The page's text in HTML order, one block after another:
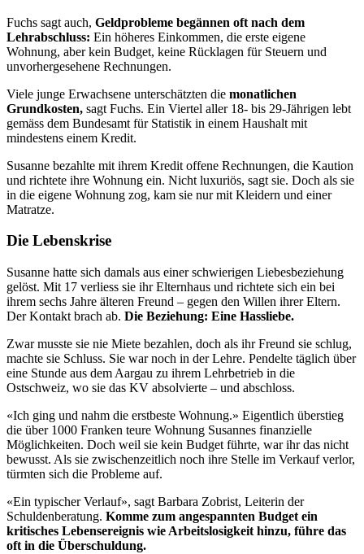
Fuchs sagt auch, Geldprobleme begännen oft nach dem
Lehrabschluss: Ein höheres Einkommen, die erste eigene
Wohnung, aber kein Budget, keine Rücklagen für Steuern und
unvorhergesehene Rechnungen.
Viele junge Erwachsene unterschätzten die monatlichen
Grundkosten, sagt Fuchs. Ein Viertel aller 18- bis 29-Jährigen lebt
gemäss dem Bundesamt für Statistik in einem Haushalt mit
mindestens einem Kredit.
Susanne bezahlte mit ihrem Kredit offene Rechnungen, die Kaution
und richtete ihre Wohnung ein. Nicht luxuriös, sagt sie. Doch als sie
in die eigene Wohnung zog, kam sie nur mit Kleidern und einer
Matratze.
Die Lebenskrise
Susanne hatte sich damals aus einer schwierigen Liebesbeziehung
gelöst. Mit 17 verliess sie ihr Elternhaus und richtete sich ein bei
ihrem sechs Jahre älteren Freund – gegen den Willen ihrer Eltern.
Der Kontakt brach ab. Die Beziehung: Eine Hassliebe.
Zwar musste sie nie Miete bezahlen, doch als ihr Freund sie schlug,
machte sie Schluss. Sie war noch in der Lehre. Pendelte täglich über
eine Stunde aus dem Aargau zu ihrem Lehrbetrieb in die
Ostschweiz, wo sie das KV absolvierte – und abschloss.
«Ich ging und nahm die erstbeste Wohnung.» Eigentlich überstieg
die über 1000 Franken teure Wohnung Susannes finanzielle
Möglichkeiten. Doch weil sie kein Budget führte, war ihr das nicht
bewusst. Als sie zwischenzeitlich noch ihre Stelle im Verkauf verlor,
türmten sich die Probleme auf.
«Ein typischer Verlauf», sagt Barbara Zobrist, Leiterin der
Schuldenberatung. Komme zum angespannten Budget ein
kritisches Lebensereignis wie Arbeitslosigkeit hinzu, führe das
oft in die Überschuldung.